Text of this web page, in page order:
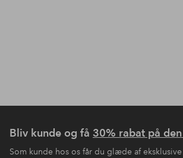
Bliv kunde og få 30% rabat på
Som kunde hos os får du glæde af